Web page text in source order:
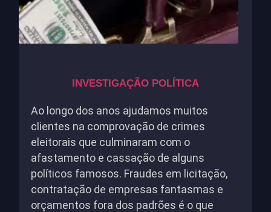
INVESTIGAÇÃO POLÍTICA
Ao longo dos anos ajudamos muitos
clientes na comprovação de crimes
eleitorais que culminaram com o
afastamento e cassação de alguns
políticos famosos. Fraudes em licitação,
contratação de empresas fantasmas e
orçamentos fora dos padrões é o que